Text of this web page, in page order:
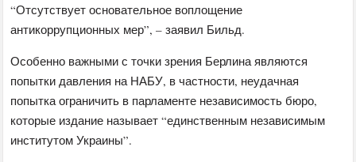
“Отсутствует основательное воплощение
антикоррупционных мер”, – заявил Бильд.
Особенно важными с точки зрения Берлина являются
попытки давления на НАБУ, в частности, неудачная
попытка ограничить в парламенте независимость бюро,
которые издание называет “единственным независимым
институтом Украины”.